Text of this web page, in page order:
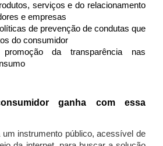
serviços e do relacionamento
e empresas
de prevenção de condutas que
do consumidor
da transparência nas
ganha com essa
instrumento público, acessível de